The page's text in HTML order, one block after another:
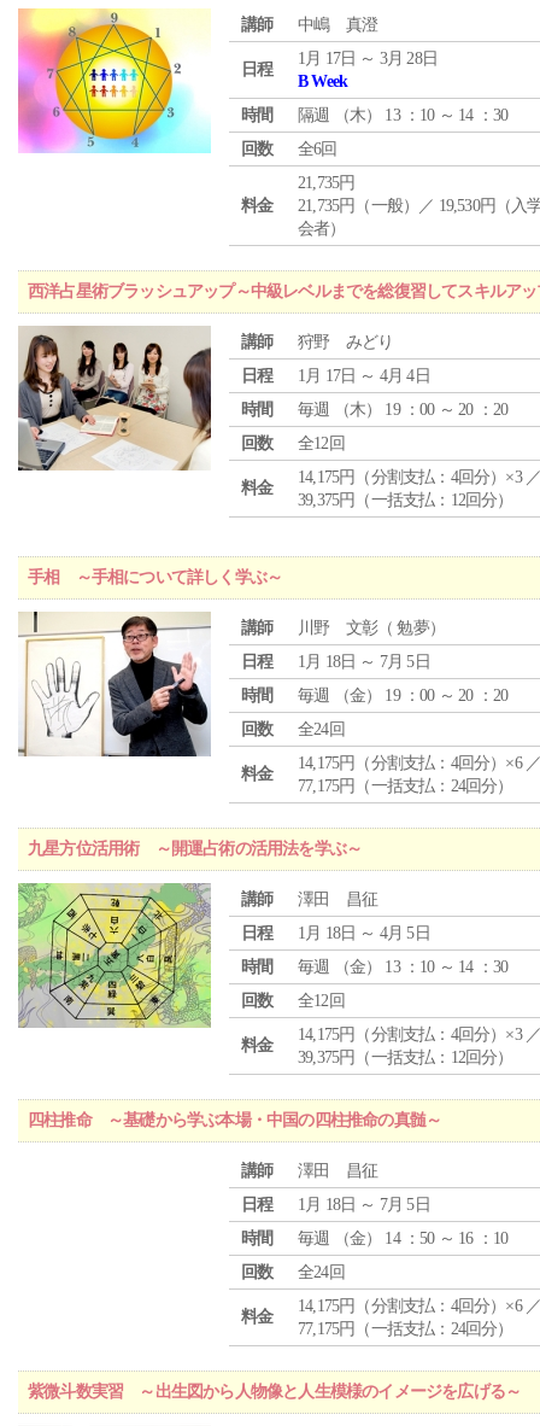
講師 中嶋 真澄
日程
1月 17日 ～ 3月 28日
B Week
時間
隔週 （木） 13 ：10 ～ 14 ：30
回数
全6回
料金
21,735円
21,735円（一般）／ 19,530円（入
会者）
西洋占星術ブラッシュアップ～中級レベルまでを総復習してスキルア
講師
狩野 みどり
日程
1月 17日 ～ 4月 4日
時間
毎週 （木） 19 ：00 ～ 20 ：20
回数
全12回
料金
14,175円（分割支払：4回分）×3
39,375円（一括支払：12回分）
手相 ～手相について詳しく学ぶ～
講師
川野 文彰（ 勉夢）
日程
1月 18日 ～ 7月 5日
時間
毎週 （金） 19 ：00 ～ 20 ：20
回数
全24回
料金
14,175円（分割支払：4回分）×6
77,175円（一括支払：24回分）
九星方位活用術 ～開運占術の活用法を学ぶ～
講師
澤田 昌征
日程
1月 18日 ～ 4月 5日
時間
毎週 （金） 13 ：10 ～ 14 ：30
回数
全12回
料金
14,175円（分割支払：4回分）×3
39,375円（一括支払：12回分）
四柱推命 ～基礎から学ぶ本場・中国の四柱推命の真髄～
講師
澤田 昌征
日程
1月 18日 ～ 7月 5日
時間
毎週 （金） 14 ：50 ～ 16 ：10
回数
全24回
料金
14,175円（分割支払：4回分）×6
77,175円（一括支払：24回分）
紫微斗数実習 ～出生図から人物像と人生模様のイメージを広げる～